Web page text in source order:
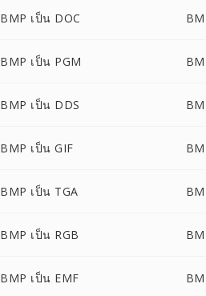
BMP เป็น DOC
BMP เป็น PGM
BMP เป็น DDS
BMP เป็น GIF
BMP เป็น TGA
BMP เป็น RGB
BMP เป็น EMF